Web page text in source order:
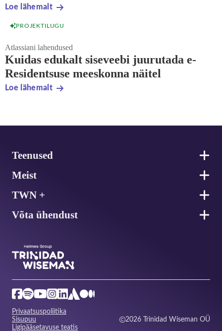
Loe lähemalt
PROJEKTILUGU
Atlassiani lahendused
Kuidas edukalt siseveebi juurutada e-
Residentsuse meeskonna näitel
Loe lähemalt
Teenused
Meist
TWN +
Võta ühendust
Privaatsuspoliitika
Sisupuu
Ligipääsetavuse teatis
2026 Trinidad Wiseman OÜ